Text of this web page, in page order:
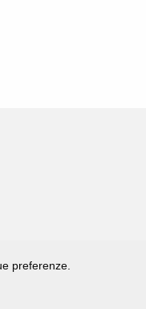
preferenze.